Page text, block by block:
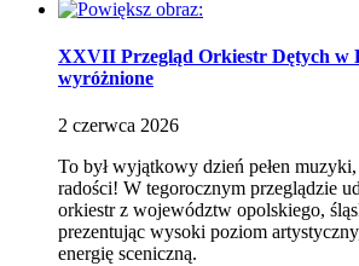
XXVII Przegląd Orkiestr Dętych w
wyróżnione
2 czerwca 2026
To był wyjątkowy dzień pełen
radości! W tegorocznym przeglądzie
orkiestr z województw opolskiego,
prezentując wysoki poziom
energię sceniczną.